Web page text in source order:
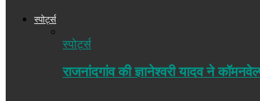
स्पोर्ट्स
स्पोर्ट्स
राजनांदगांव की ज्ञानेश्वरी यादव ने